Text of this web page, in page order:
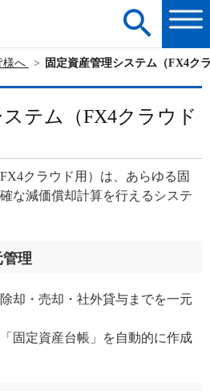
様へ 固定資産管理システム（FX4ク
テム（FX4クラウド
クラウド用）は、あらゆる固
な減価償却計算を行えるシステ
理
却・売却・社外貸与までを一元
固定資産台帳」を自動的に作成